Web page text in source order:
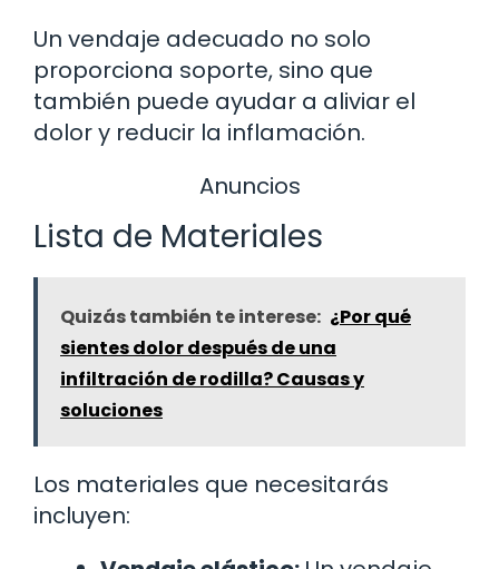
Un vendaje adecuado no solo
proporciona soporte, sino que
también puede ayudar a aliviar el
dolor y reducir la inflamación.
Anuncios
Lista de Materiales
Quizás también te interese: ¿Por qué
sientes dolor después de una
infiltración de rodilla? Causas y
soluciones
Los materiales que necesitarás
incluyen: